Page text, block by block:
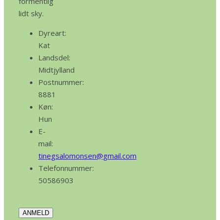
lidt sky.
Dyreart:
Kat
Landsdel:
Midtjylland
Postnummer:
8881
Køn:
Hun
E-
mail:
tinegsalomonsen@gmail.com
Telefonnummer:
50586903
ANMELD